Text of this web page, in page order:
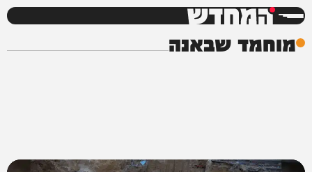
המחדש
מוחמד שבאנה